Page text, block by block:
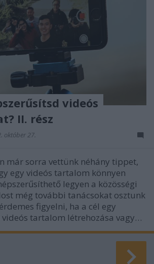
videós
II. rész
október 27.
már sorra vettünk néhány tippet,
egy videós tartalom könnyen
legyen a közösségi
még további tanácsokat osztunk
figyelni, ha a cél egy
tartalom létrehozása vagy…